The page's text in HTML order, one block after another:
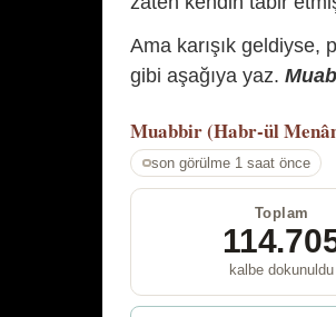
Ama karışık geldiyse,
gibi aşağıya yaz.
Muabbir (Habr-ül
son görülme 1 saat önce
Toplam
kalbe dokunuldu